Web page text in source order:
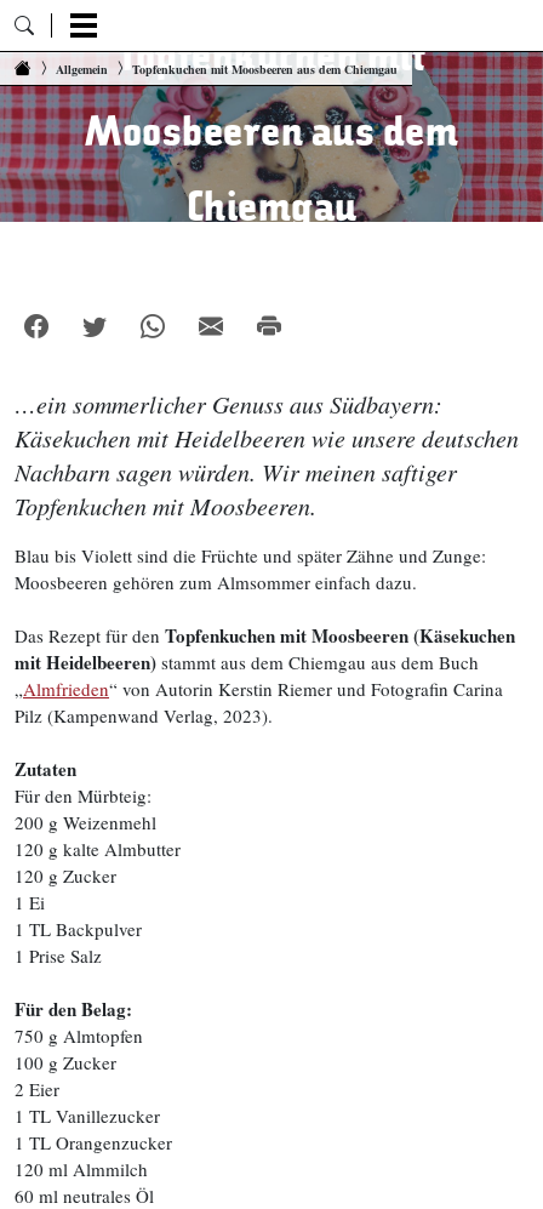
Zum Inhalt springen
Allgemein Topfenkuchen mit Moosbeeren aus dem Chiemgau
Topfenkuchen mit
Moosbeeren aus dem
Chiemgau
…ein sommerlicher Genuss aus Südbayern:
Käsekuchen mit Heidelbeeren wie unsere deutschen
Nachbarn sagen würden. Wir meinen saftiger
Topfenkuchen mit Moosbeeren.
Blau bis Violett sind die Früchte und später Zähne und Zunge:
Moosbeeren gehören zum Almsommer einfach dazu.
Das Rezept für den Topfenkuchen mit Moosbeeren (Käsekuchen
mit Heidelbeeren) stammt aus dem Chiemgau aus dem Buch
„Almfrieden“ von Autorin Kerstin Riemer und Fotografin Carina
Pilz (Kampenwand Verlag, 2023).
Zutaten
Für den Mürbteig:
200 g Weizenmehl
120 g kalte Almbutter
120 g Zucker
1 Ei
1 TL Backpulver
1 Prise Salz
Für den Belag:
750 g Almtopfen
100 g Zucker
2 Eier
1 TL Vanillezucker
1 TL Orangenzucker
120 ml Almmilch
60 ml neutrales Öl